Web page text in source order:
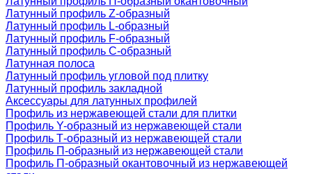
Латунный профиль Z-образный
Латунный профиль L-образный
Латунный профиль F-образный
Латунный профиль C-образный
Латунная полоса
Латунный профиль угловой под плитку
Латунный профиль закладной
Аксессуары для латунных профилей
Профиль из нержавеющей стали для плитки
Профиль Y-образный из нержавеющей стали
Профиль Т-образный из нержавеющей стали
Профиль П-образный из нержавеющей стали
Профиль П-образный окантовочный из нержавеющей